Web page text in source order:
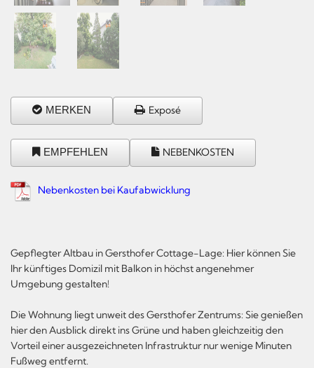
MERKEN Exposé
EMPFEHLEN NEBENKOSTEN
Nebenkosten bei Kaufabwicklung
Gepflegter Altbau in Gersthofer Cottage-Lage: Hier können Sie
Ihr künftiges Domizil mit Balkon in höchst angenehmer
Umgebung gestalten!
Die Wohnung liegt unweit des Gersthofer Zentrums: Sie genießen
hier den Ausblick direkt ins Grüne und haben gleichzeitig den
Vorteil einer ausgezeichneten Infrastruktur nur wenige Minuten
Fußweg entfernt.